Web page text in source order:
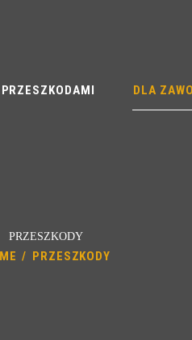
DLA
PRZESZKODY
PRZESZKODY